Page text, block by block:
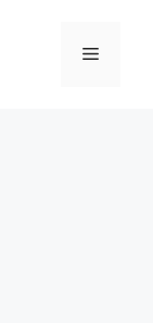
Menu